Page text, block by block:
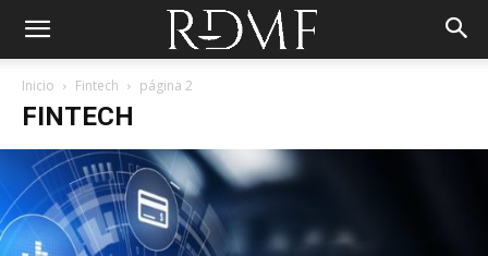
Inicio Fintech página 2
FINTECH